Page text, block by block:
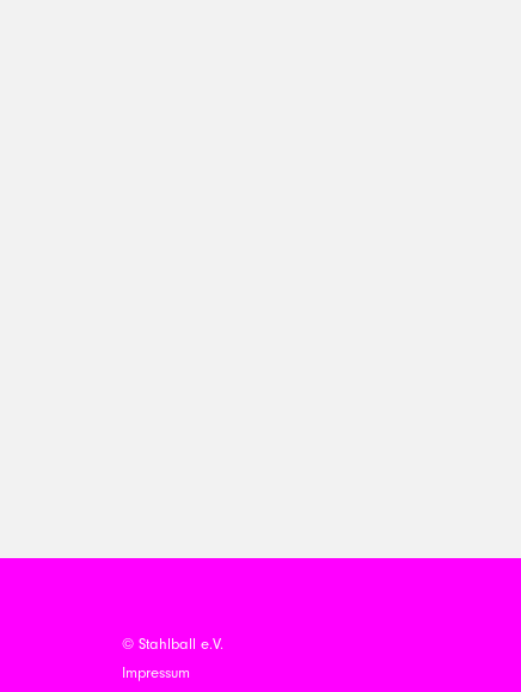
© Stahlball e.V.
Impressum